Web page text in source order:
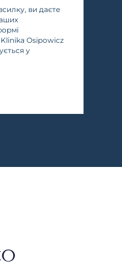
ви даєте
Klinika Osipowicz
у